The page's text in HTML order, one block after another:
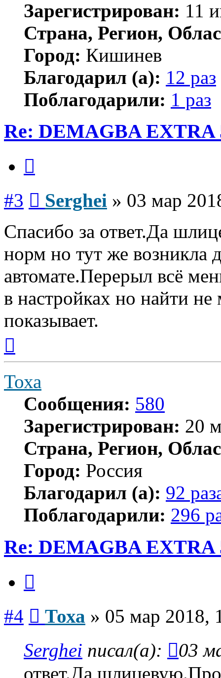
Зарегистрирован: 11
Страна, Регион,
Город: Кишинев
Благодарил (а): 12 раз
Поблагодарили: 1 раз
Re: DEMAGBA EXTRA
#3 Serghei » 03 мар
Спасибо за ответ.Да
норм но тут же возникла
автомате.Перерыл всё
в настройках но найти
показывает.
началу
Тоха
Сообщения: 580
Зарегистрирован: 20
Страна, Регион,
Город: Россия
Благодарил (а): 92
Поблагодарили: 296
Re: DEMAGBA EXTRA
#4 Тоха » 05 мар 2018,
Serghei писал(а):
03
ответ.Да